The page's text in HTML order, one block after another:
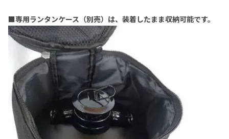
■専用ランタンケース（別売）は、装着したまま収納可能です。